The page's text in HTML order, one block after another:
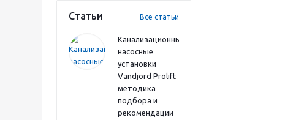
Статьи Все статьи
Канализационные
насосные
установки
Vandjord Prolift
методика
подбора и
рекомендации